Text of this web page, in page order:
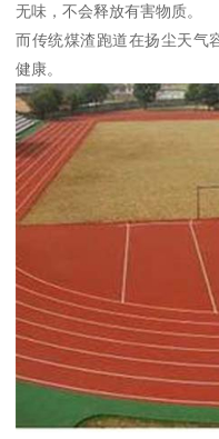
无味，不会释放有害物质。
而传统煤渣跑道在扬尘天气
健康。